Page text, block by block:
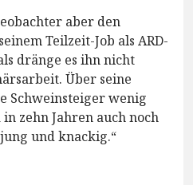
aber den
Teilzeit-Job als ARD-
dränge es ihn nicht
Über seine
Schweinsteiger wenig
zehn Jahren auch noch
und knackig.“